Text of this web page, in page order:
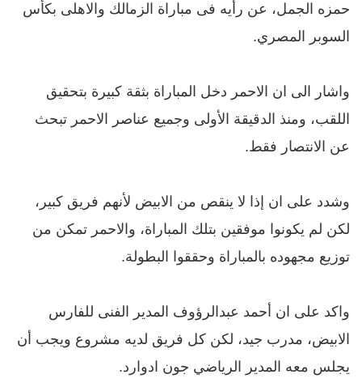
حمزه الجمل، عن رأيه فى مباراة الزمالك والاهلى بكأس
السوبر المصري.
واشار الى ان الاحمر دخل المباراة بثقة كبيرة بتحقيق
اللقب، ومنذ الدقيقة الأولى وجميع عناصر الاحمر تبحث
عن الانتصار فقط.
وشدد على ان إذا لا ينقص من الابيض لأنهم فريق كبير،
لكن لم يكونوا موفقين بتلك المباراة، والاحمر تمكن من
توزيع مجهوده بالمباراة وحققوا البطولة.
واكد على ان أحمد عبدالرؤوف المدير الفنى للفارس
الابيض، مدرب جيد، لكن كل فريق لديه مشروع ويجب أن
يجلس معه المدير الرياضي جون ادوارد.